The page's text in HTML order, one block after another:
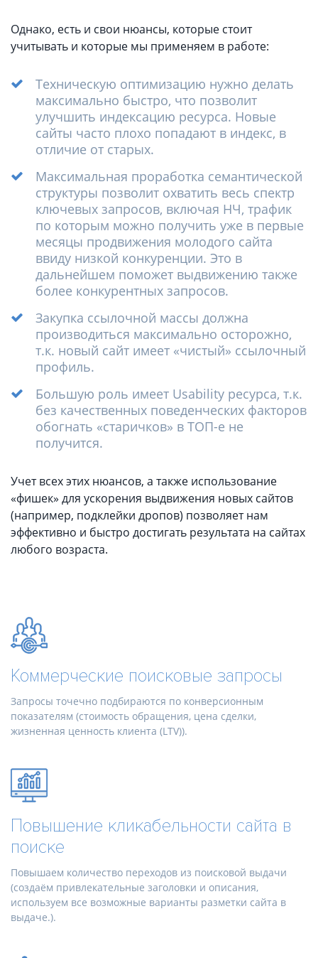
Однако, есть и свои нюансы, которые стоит
учитывать и которые мы применяем в работе:
Техническую оптимизацию нужно делать
максимально быстро, что позволит
улучшить индексацию ресурса. Новые
сайты часто плохо попадают в индекс, в
отличие от старых.
Максимальная проработка семантической
структуры позволит охватить весь спектр
ключевых запросов, включая НЧ, трафик
по которым можно получить уже в первые
месяцы продвижения молодого сайта
ввиду низкой конкуренции. Это в
дальнейшем поможет выдвижению также
более конкурентных запросов.
Закупка ссылочной массы должна
производиться максимально осторожно,
т.к. новый сайт имеет «чистый» ссылочный
профиль.
Большую роль имеет Usability ресурса, т.к.
без качественных поведенческих факторов
обогнать «старичков» в ТОП-е не
получится.
Учет всех этих нюансов, а также использование
«фишек» для ускорения выдвижения новых сайтов
(например, подклейки дропов) позволяет нам
эффективно и быстро достигать результата на сайтах
любого возраста.
Коммерческие поисковые запросы
Запросы точечно подбираются по конверсионным
показателям (стоимость обращения, цена сделки,
жизненная ценность клиента (LTV)).
Повышение кликабельности сайта в
поиске
Повышаем количество переходов из поисковой выдачи
(создаём привлекательные заголовки и описания,
используем все возможные варианты разметки сайта в
выдаче.).